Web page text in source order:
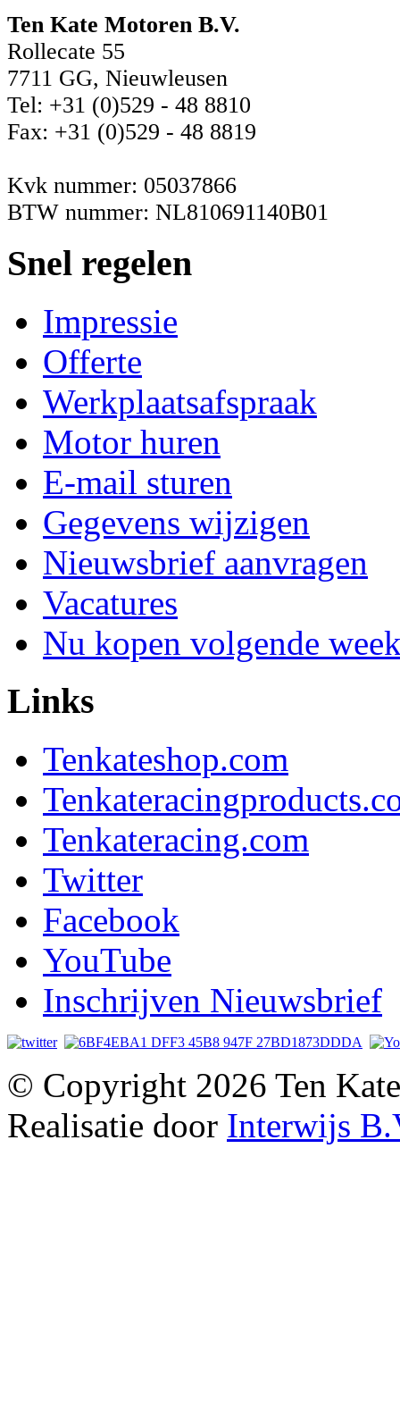
Ten Kate Motoren B.V.
Rollecate 55
7711 GG, Nieuwleusen
Tel: +31 (0)529 - 48 8810
Fax: +31 (0)529 - 48 8819
Kvk nummer: 05037866
BTW nummer: NL810691140B01
Snel regelen
Impressie
Offerte
Werkplaatsafspraak
Motor huren
E-mail sturen
Gegevens wijzigen
Nieuwsbrief aanvragen
Vacatures
Nu kopen volgende
Links
Tenkateshop.com
Tenkateracing.com
Twitter
Facebook
YouTube
Inschrijven Nieuwsbrief
© Copyright 2026 Ten
Realisatie door Interwijs